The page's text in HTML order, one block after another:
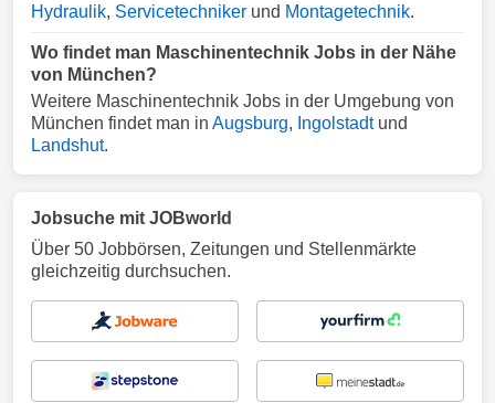
Hydraulik, Servicetechniker und Montagetechnik.
Wo findet man Maschinentechnik Jobs in der Nähe
von München?
Weitere Maschinentechnik Jobs in der Umgebung von
München findet man in Augsburg, Ingolstadtund
Landshut.
Jobsuche mit JOBworld
Über 50 Jobbörsen, Zeitungen und Stellenmärkte
gleichzeitig durchsuchen.